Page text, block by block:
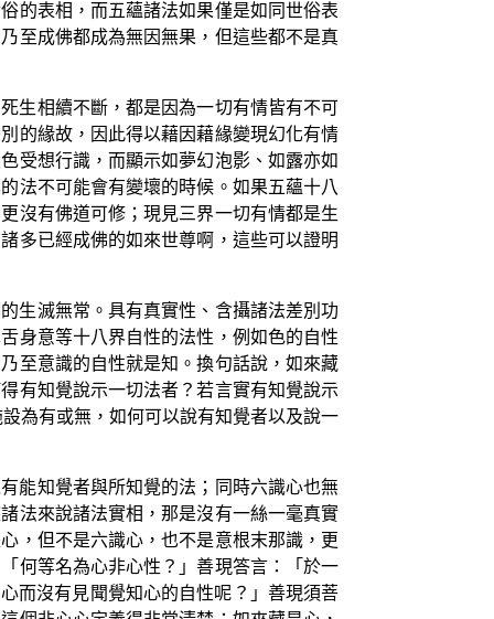
的表相，而五蘊諸法如果僅是如同世俗表
至成佛都成為無因無果，但這些都不是真
生相續不斷，都是因為一切有情皆有不可
的緣故，因此得以藉因藉緣變現幻化有情
受想行識，而顯示如夢幻泡影、如露亦如
法不可能會有變壞的時候。如果五蘊十八
沒有佛道可修；現見三界一切有情都是生
多已經成佛的如來世尊啊，這些可以證明
生滅無常。具有真實性、含攝諸法差別功
身意等十八界自性的法性，例如色的自性
至意識的自性就是知。換句話說，如來藏
有知覺說示一切法者？若言實有知覺說示
為有或無，如何可以說有知覺者以及說一
能知覺者與所知覺的法；同時六識心也無
法來說諸法實相，那是沒有一絲一毫真實
，但不是六識心，也不是意根末那識，更
何等名為心非心性？」善現答言：「於一
而沒有見聞覺知心的自性呢？」善現須菩